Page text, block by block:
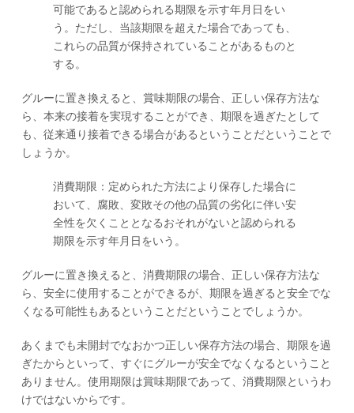
可能であると認められる期限を示す年月日をい
う。ただし、当該期限を超えた場合であっても、
これらの品質が保持されていることがあるものと
する。
グルーに置き換えると、賞味期限の場合、正しい保存方法な
ら、本来の接着を実現することができ、期限を過ぎたとして
も、従来通り接着できる場合があるということだということで
しょうか。
消費期限：定められた方法により保存した場合に
おいて、腐敗、変敗その他の品質の劣化に伴い安
全性を欠くこととなるおそれがないと認められる
期限を示す年月日をいう。
グルーに置き換えると、消費期限の場合、正しい保存方法な
ら、安全に使用することができるが、期限を過ぎると安全でな
くなる可能性もあるということだということでしょうか。
あくまでも未開封でなおかつ正しい保存方法の場合、期限を過
ぎたからといって、すぐにグルーが安全でなくなるということ
ありません。使用期限は賞味期限であって、消費期限というわ
けではないからです。